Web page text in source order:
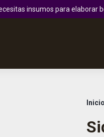
insumos para elaborar
Inicio